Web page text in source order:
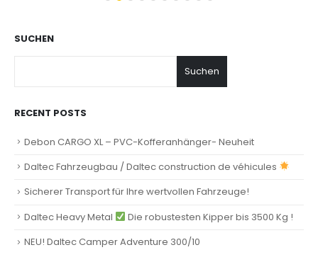
SUCHEN
Suchen
RECENT POSTS
Debon CARGO XL – PVC-Kofferanhänger- Neuheit
Daltec Fahrzeugbau / Daltec construction de véhicules
Sicherer Transport für Ihre wertvollen Fahrzeuge!
Daltec Heavy Metal
Die robustesten Kipper bis 3500 Kg !
NEU! Daltec Camper Adventure 300/10